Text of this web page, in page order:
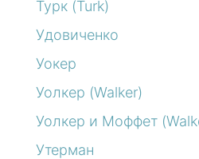
Турк (Turk)
Удовиченко
Уокер
Уолкер (Walker)
Уолкер и Моффет
Утерман